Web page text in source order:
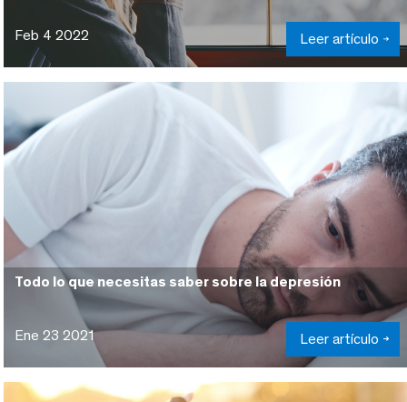
Feb 4 2022 Leer artículo
Todo lo que necesitas saber sobre la depresión
Ene 23 2021 Leer artículo